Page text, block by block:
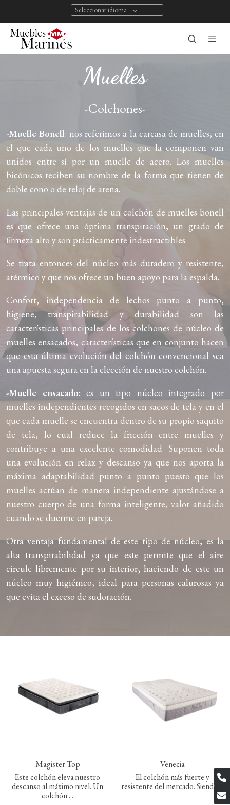
Seleccionar idioma
Muelles
-Colchones-
-Muelle Bonell: nos referimos a la carcasa de muelles, en
el que cada uno de los muelles que la componen van
unidos entre sí por un muelle de acero. Los muelles
bicónicos reciben su nombre de la forma que tienen de
doble cono o de reloj de arena.
Las principales ventajas de un colchón de muelles bonell
es que ofrece una óptima transpiración, un grado de
firmeza alto y son prácticamente indestructibles.
Se trata entonces del núcleo más duradero y resistente,
atérmico y que nos ofrece un buen apoyo para la espalda.
Confort, independencia de lechos punto a punto,
higiene, transpirabilidad y durabilidad son las
características principales de los colchones de núcleo de
muelles ensacados, características que en conjunto hacen
que esta última evolución del colchón convencional sea
una apuesta segura en la elección de nuestro colchón.
-Muelle ensacado: es un tipo núcleo integrado por
muelles independientes recogidos en sacos de tela y en el
que cada muelle se encuentra dentro de su propio saquito
de tela, lo cual reduce la fricción entre muelles y
contribuye a una excelente comodidad. Suponen toda
una evolución en relax y descanso ya que nos aporta la
máxima adaptabilidad punto a punto puesto que los
muelles actúan de manera independiente ajustándose a
nuestro cuerpo de una forma inteligente, valor añadido
cuando se duerme en pareja.
Otra ventaja fundamental de este tipo de núcleo, es la
alta transpirabilidad ya que este permite que el aire
circule libremente por su interior, haciendo de este un
núcleo muy higiénico, ideal para personas calurosas ya
que evita el exceso de sudoración.
Magister Top
Este colchón eleva nuestro
descanso al máximo nivel. Un
colchón ...
Venecia
El colchón más fuerte y
resistente del mercado. Siendo ...